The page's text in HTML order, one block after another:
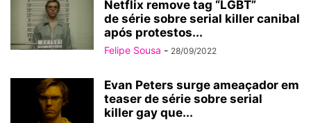
Netflix remove tag “LGBT”
de série sobre serial killer canibal
após protestos...
Felipe Sousa - 28/09/2022
Evan Peters surge ameaçador em
teaser de série sobre serial
killer gay que...